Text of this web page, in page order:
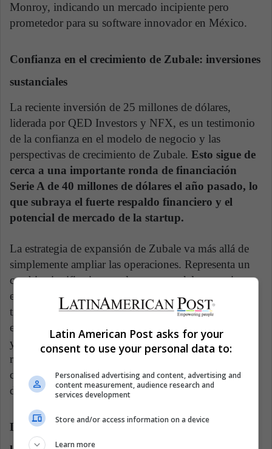
Monroy, indicando un mercado incipiente pero
prometedor para su software innovador en México.
Confianza en el crecimiento de Zubale: inversiones
sustanciales
La reciente inversión de 25 millones de dólares,
liderada por QED Investors y NFX, es un testimonio
de la confianza en el modelo de negocio y las
perspectivas de crecimiento de Zubale. Esto sigue de
cerca a una importante ronda de financiación
Serie A de 40 millones de dólares el año pasado, lo
que subraya el fuerte respaldo financiero y el
potencial de mercado de la startup.
La estrategia de expansión de Zubale va más allá de
simplemente ampliar las operaciones. Representa un
cambio significativo en el panorama del comercio
electrónico de América Latina. Al integrar a los
trabajadores autónomos de manera más efectiva en el
ecosistema minorista y brindar soluciones de software
y logística de vanguardia, Zubale está preparado para
redefinir la forma en que los minoristas y los
consumidores participan en un mundo en el que lo
digital es prioritario.
Dando forma al futuro del comercio electrónico
Latin American Post asks for your
consent to use your personal data to:
Personalised advertising and content, advertising and
content measurement, audience research and
services development
Store and/or access information on a device
Learn more